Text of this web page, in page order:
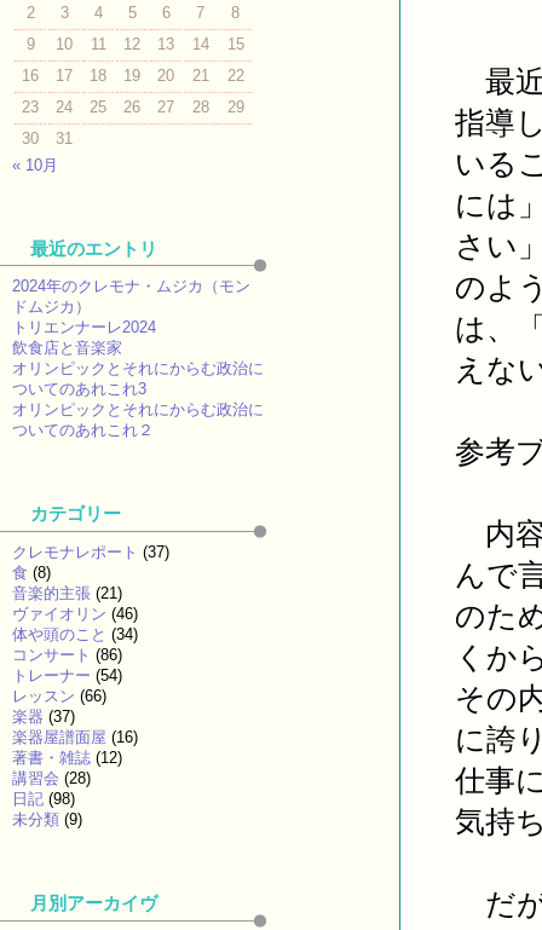
最近
指導
いる
には
さい
のよ
は、
えな
参考
内
んで
のた
くか
その
に誇
仕事
気持
だ
2
3 4 5 6 7
8
9
10 11 12 13 14
15
16
17 18 19 20 21
22
23
24 25 26 27 28
29
30
31
« 10月
最近のエントリ
2024年のクレモナ・ムジカ（モン
ドムジカ）
トリエンナーレ2024
飲食店と音楽家
オリンピックとそれにからむ政治に
ついてのあれこれ3
オリンピックとそれにからむ政治に
ついてのあれこれ２
カテゴリー
クレモナレポート (37)
食 (8)
音楽的主張 (21)
ヴァイオリン (46)
体や頭のこと (34)
コンサート (86)
トレーナー (54)
レッスン (66)
楽器 (37)
楽器屋譜面屋 (16)
著書・雑誌 (12)
講習会 (28)
日記 (98)
未分類 (9)
月別アーカイヴ